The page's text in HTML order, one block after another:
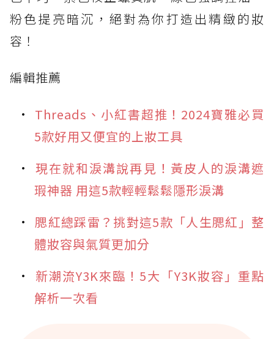
粉色提亮暗沉，絕對為你打造出精緻的妝
容！
編輯推薦
Threads、小紅書超推！2024寶雅必買
5款好用又便宜的上妝工具
現在就和淚溝說再見！黃皮人的淚溝遮
瑕神器 用這5款輕輕鬆鬆隱形淚溝
腮紅總踩雷？挑對這5款「人生腮紅」整
體妝容與氣質更加分
新潮流Y3K來臨！5大「Y3K妝容」重點
解析一次看